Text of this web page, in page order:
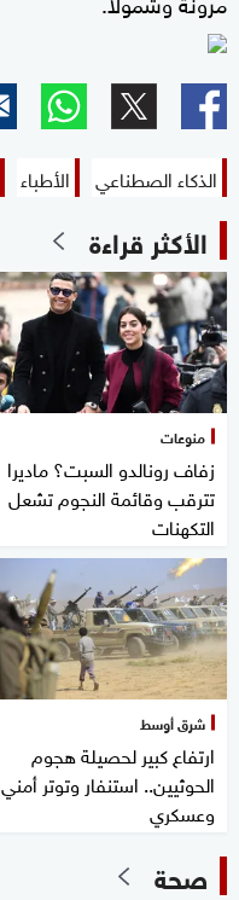
الذكاء الصطناعي الأطباء
الأكثر قراءة
منوعات
زفاف رونالدو السبت؟ ماديرا
تترقب وقائمة النجوم تشعل
التكهنات
شرق أوسط
ارتفاع كبير لحصيلة هجوم
الحوثيين.. استنفار وتوتر أمني
وعسكري
صحة